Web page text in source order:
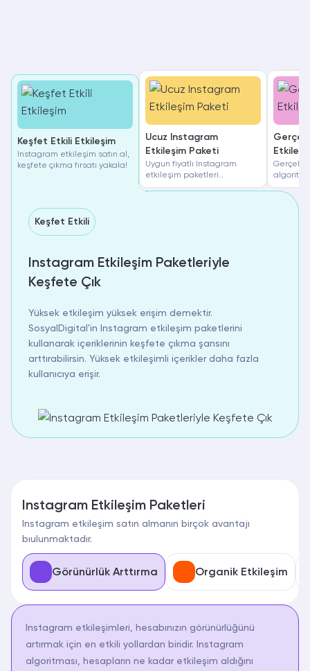
Keşfet Etkili Etkileşim
Instagram etkileşim satın al,
keşfete çıkma fırsatı yakala!
Ucuz Instagram
Etkileşim Paketi
Uygun fiyatlı Instagram
etkileşim paketleri
SosyalDigital'de seni
Gerçek
Keşfet Etkili
Instagram Etkileşim Paketleriyle
Keşfete Çık
Yüksek etkileşim yüksek erişim demektir.
SosyalDigital'in Instagram etkileşim paketlerini
kullanarak içeriklerinin keşfete çıkma şansını
arttırabilirsin. Yüksek etkileşimli içerikler daha fazla
kullanıcıya erişir.
Instagram Etkileşim Paketleri
Instagram etkileşim satın almanın birçok avantajı
bıulunmaktadır.
Görünürlük Arttırma Organik Etkileşim
Instagram etkileşimleri, hesabınızın görünürlüğünü
artırmak için en etkili yollardan biridir. Instagram
algoritması, hesapların ne kadar etkileşim aldığını